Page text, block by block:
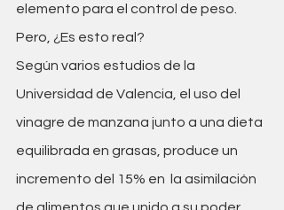
elemento para el control de peso.
Pero, ¿Es esto real?
Según varios estudios de la
Universidad de Valencia, el uso del
vinagre de manzana junto a una dieta
equilibrada en grasas, produce un
incremento del 15% en  la asimilación
de alimentos que unido a su poder